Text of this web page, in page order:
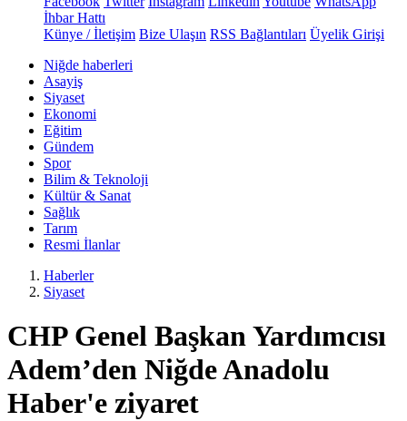
İhbar Hattı
Künye / İletişim Bize Ulaşın RSS Bağlantıları Üyelik Girişi
Niğde haberleri
Asayiş
Siyaset
Ekonomi
Eğitim
Gündem
Spor
Bilim & Teknoloji
Kültür & Sanat
Sağlık
Tarım
Resmi İlanlar
Haberler
Siyaset
CHP Genel Başkan Yardımcısı
Adem’den Niğde Anadolu
Haber'e ziyaret